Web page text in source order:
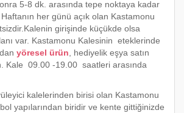
5-8 dk. arasında tepe noktaya kadar
her günü açık olan Kastamonu
girişinde küçükde olsa
var. Kastamonu Kalesinin eteklerinde
yöresel ürün, hediyelik eşya satın
Kale 09.00 -19.00 saatleri arasında
kalelerinden birisi olan Kastamonu
yapılarından biridir ve kente gittiğinizde